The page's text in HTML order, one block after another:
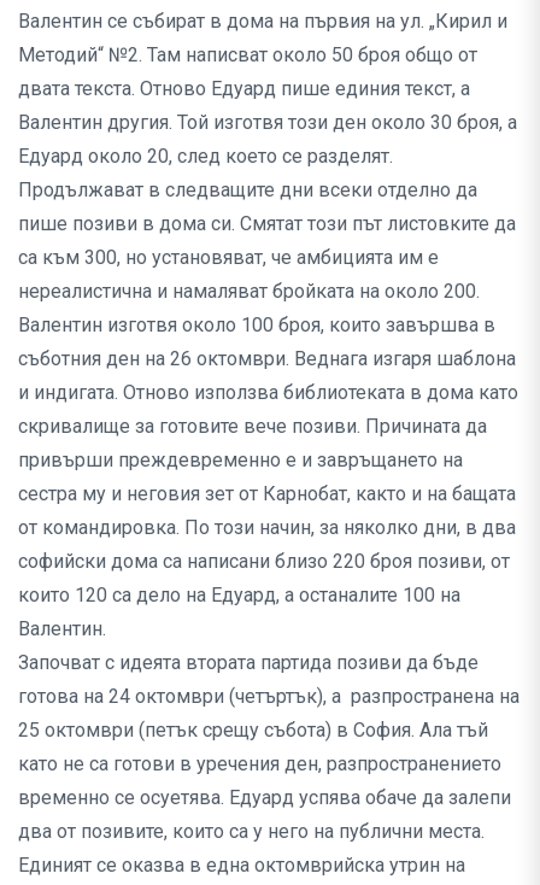
Валентин се събират в дома на първия на ул. „Кирил и
Методий“ №2. Там написват около 50 броя общо от
двата текста. Отново Едуард пише единия текст, а
Валентин другия. Той изготвя този ден около 30 броя, а
Едуард около 20, след което се разделят.
Продължават в следващите дни всеки отделно да
пише позиви в дома си. Смятат този път листовките да
са към 300, но установяват, че амбицията им е
нереалистична и намаляват бройката на около 200.
Валентин изготвя около 100 броя, които завършва в
съботния ден на 26 октомври. Веднага изгаря шаблона
и индигата. Отново използва библиотеката в дома като
скривалище за готовите вече позиви. Причината да
привърши преждевременно е и завръщането на
сестра му и неговия зет от Карнобат, както и на бащата
от командировка. По този начин, за няколко дни, в два
софийски дома са написани близо 220 броя позиви, от
които 120 са дело на Едуард, а останалите 100 на
Валентин.
Започват с идеята втората партида позиви да бъде
готова на 24 октомври (четъртък), а разпространена на
25 октомври (петък срещу събота) в София. Ала тъй
като не са готови в уречения ден, разпространението
временно се осуетява. Едуард успява обаче да залепи
два от позивите, които са у него на публични места.
Единият се оказва в една октомврийска утрин на